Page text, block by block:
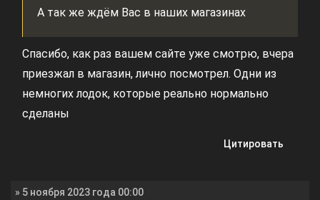
А так же ждём Вас в наших магазинах
Спасибо, как раз вашем сайте уже смотрю, вчера
приезжал в магазин, лично посмотрел. Одни из
немногих лодок, которые реально нормально
сделаны
Цитировать
» 5 ноября 2023 года 00:00